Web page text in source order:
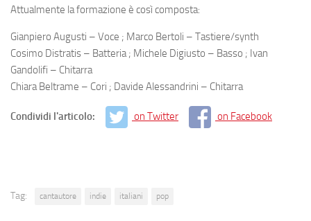
Attualmente la formazione è così composta:
Gianpiero Augusti – Voce ; Marco Bertoli – Tastiere/synth
Cosimo Distratis – Batteria ; Michele Digiusto – Basso ; Ivan
Gandolifi – Chitarra
Chiara Beltrame – Cori ; Davide Alessandrini – Chitarra
Condividi l'articolo: on Twitter on Facebook
Tag: cantautore indie italiani pop